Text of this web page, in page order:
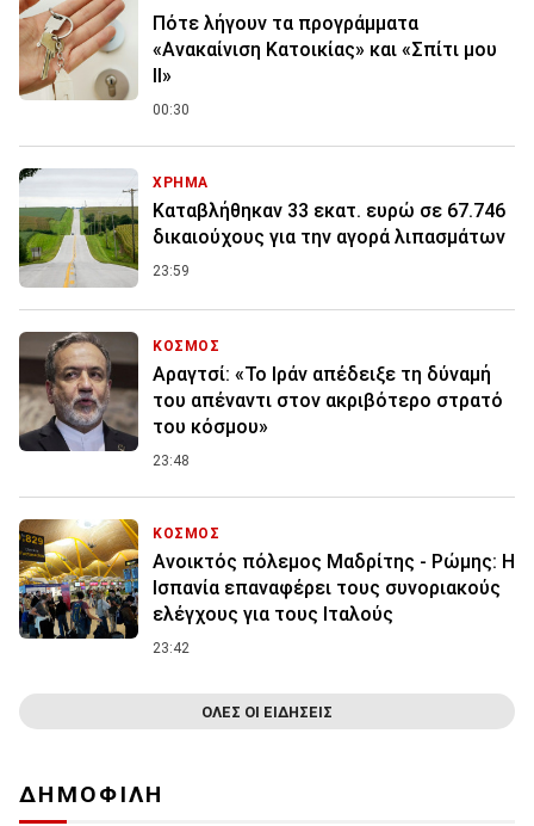
Πότε λήγουν τα προγράμματα
«Ανακαίνιση Κατοικίας» και «Σπίτι μου
ΙΙ»
00:30
ΧΡΗΜΑ
Καταβλήθηκαν 33 εκατ. ευρώ σε 67.746
δικαιούχους για την αγορά λιπασμάτων
23:59
ΚΟΣΜΟΣ
Αραγτσί: «Το Ιράν απέδειξε τη δύναμή
του απέναντι στον ακριβότερο στρατό
του κόσμου»
23:48
ΚΟΣΜΟΣ
Ανοικτός πόλεμος Μαδρίτης - Ρώμης: Η
Ισπανία επαναφέρει τους συνοριακούς
ελέγχους για τους Ιταλούς
23:42
ΟΛΕΣ ΟΙ ΕΙΔΗΣΕΙΣ
ΔΗΜΟΦΙΛΗ